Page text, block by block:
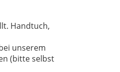
Handtuch,
unserem
(bitte selbst